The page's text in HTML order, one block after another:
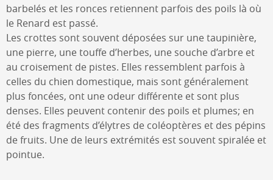
barbelés et les ronces retiennent parfois des poils là où
le Renard est passé.
Les crottes sont souvent déposées sur une taupinière,
une pierre, une touffe d’herbes, une souche d’arbre et
au croisement de pistes. Elles ressemblent parfois à
celles du chien domestique, mais sont généralement
plus foncées, ont une odeur différente et sont plus
denses. Elles peuvent contenir des poils et plumes; en
été des fragments d’élytres de coléoptères et des pépins
de fruits. Une de leurs extrémités est souvent spiralée et
pointue.